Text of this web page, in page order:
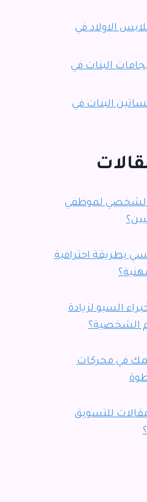
الاولاد في
البنات في
البنات في
الشخصي لموظفي
بطريقة احترافية
السيو لزيادة
الشخصية؟
في محركات
للتسويق